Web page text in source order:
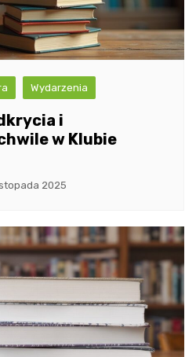
Wydarzenia
i
w Klubie
2025